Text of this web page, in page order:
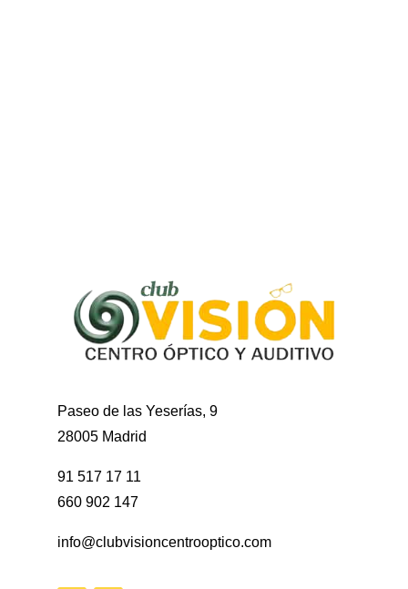
Paseo de las Yeserías, 9
28005 Madrid
91 517 17 11
660 902 147
info@clubvisioncentrooptico.com